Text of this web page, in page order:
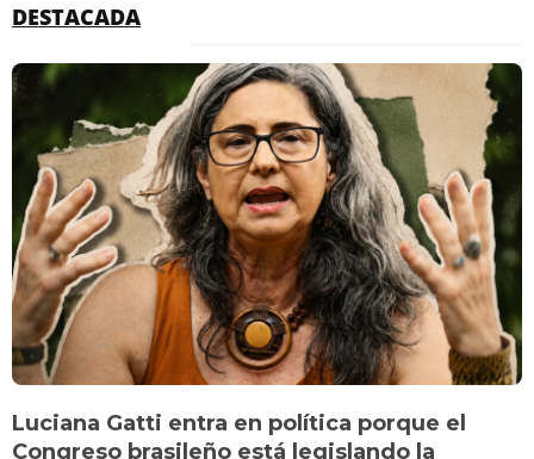
DESTACADA
Luciana Gatti entra en política porque el
Congreso brasileño está legislando la